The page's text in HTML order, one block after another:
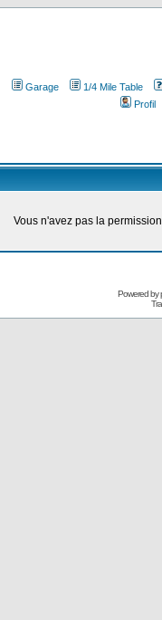
Garage
1/4 Mile Table
Profil
Vous n'avez pas la
Powered by